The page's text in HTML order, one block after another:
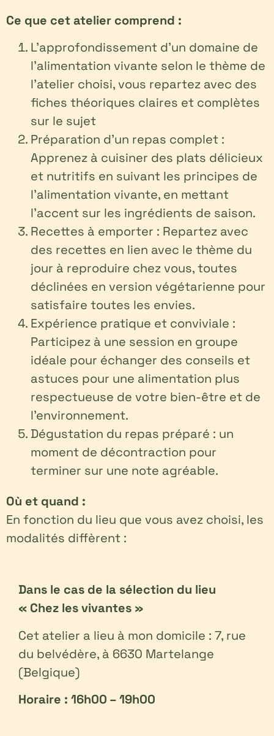
Ce que cet atelier comprend :
L’approfondissement d’un domaine de
l’alimentation vivante selon le thème de
l’atelier choisi, vous repartez avec des
fiches théoriques claires et complètes
sur le sujet
Préparation d’un repas complet :
Apprenez à cuisiner des plats délicieux
et nutritifs en suivant les principes de
l’alimentation vivante, en mettant
l’accent sur les ingrédients de saison.
Recettes à emporter : Repartez avec
des recettes en lien avec le thème du
jour à reproduire chez vous, toutes
déclinées en version végétarienne pour
satisfaire toutes les envies.
Expérience pratique et conviviale :
Participez à une session en groupe
idéale pour échanger des conseils et
astuces pour une alimentation plus
respectueuse de votre bien-être et de
l’environnement.
Dégustation du repas préparé : un
moment de décontraction pour
terminer sur une note agréable.
Où et quand :
En fonction du lieu que vous avez choisi, les
modalités diffèrent :
Dans le cas de la sélection du lieu
« Chez les vivantes »
Cet atelier a lieu à mon domicile : 7, rue
du belvédère, à 6630 Martelange
(Belgique)
Horaire : 16h00 – 19h00